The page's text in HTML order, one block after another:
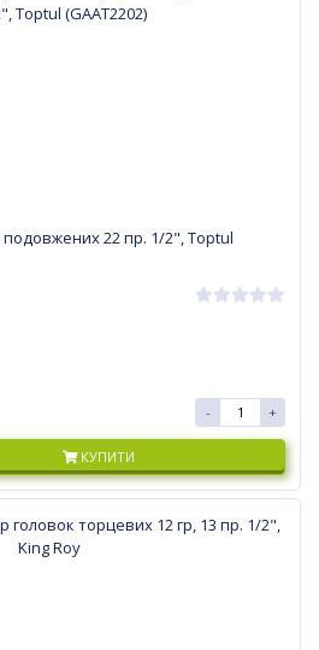
22 пр. 1/2", Toptul
- +
КУПИТИ